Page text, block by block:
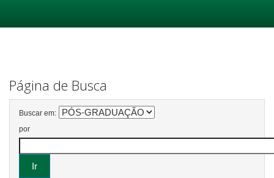
Página de Busca
Buscar em:
por